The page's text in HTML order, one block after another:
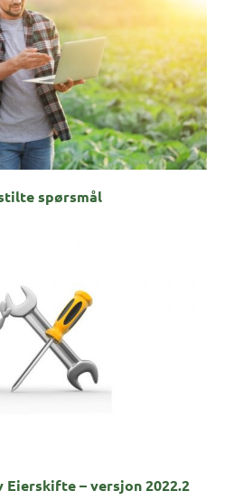
spørsmål
– versjon 2022.2